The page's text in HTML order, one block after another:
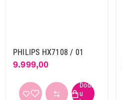
PHILIPS HX7108 / 01
9.999,00
Ukupno u korpi: